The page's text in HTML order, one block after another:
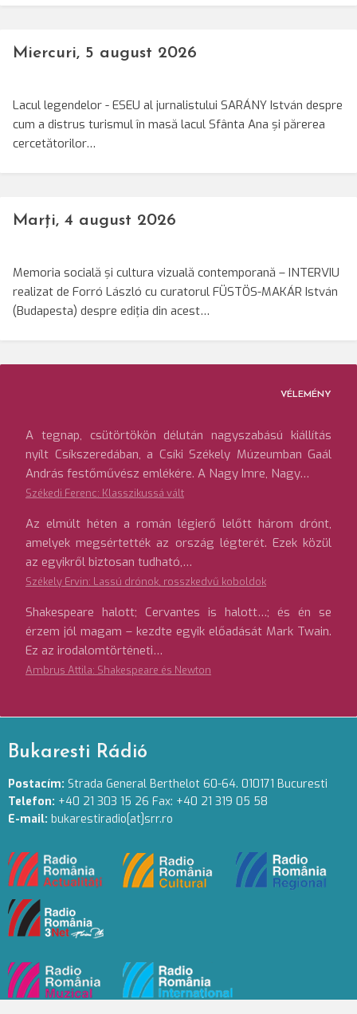
Miercuri, 5 august 2026
Lacul legendelor - ESEU al jurnalistului SARÁNY István despre
cum a distrus turismul în masă lacul Sfânta Ana și părerea
cercetătorilor…
Marți, 4 august 2026
Memoria socială și cultura vizuală contemporană – INTERVIU
realizat de Forró László cu curatorul FÜSTÖS-MAKÁR István
(Budapesta) despre ediția din acest…
VÉLEMÉNY
A tegnap, csütörtökön délután nagyszabású kiállítás
nyílt Csíkszeredában, a Csíki Székely Múzeumban Gaál
András festőművész emlékére. A Nagy Imre, Nagy…
Székedi Ferenc: Klasszikussá vált
Az elmúlt héten a román légierő lelőtt három drónt,
amelyek megsértették az ország légterét. Ezek közül
az egyikről biztosan tudható,…
Székely Ervin: Lassú drónok, rosszkedvű koboldok
Shakespeare halott; Cervantes is halott…; és én se
érzem jól magam – kezdte egyik előadását Mark Twain.
Ez az irodalomtörténeti…
Ambrus Attila: Shakespeare és Newton
Bukaresti Rádió
Postacím: Strada General Berthelot 60-64. 010171 Bucuresti
Telefon: +40 21 303 15 26 Fax: +40 21 319 05 58
E-mail: bukarestiradio[at]srr.ro